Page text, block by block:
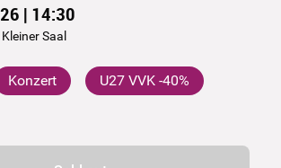
| 14:30
Saal
Konzert U27 VVK -40%